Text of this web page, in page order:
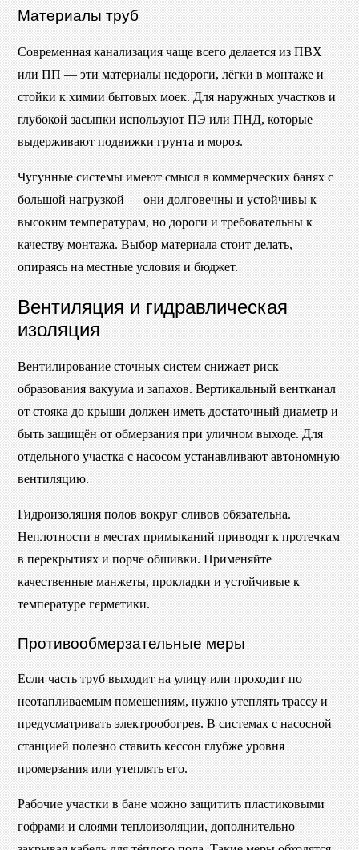
Материалы труб
Современная канализация чаще всего делается из ПВХ
или ПП — эти материалы недороги, лёгки в монтаже и
стойки к химии бытовых моек. Для наружных участков и
глубокой засыпки используют ПЭ или ПНД, которые
выдерживают подвижки грунта и мороз.
Чугунные системы имеют смысл в коммерческих банях с
большой нагрузкой — они долговечны и устойчивы к
высоким температурам, но дороги и требовательны к
качеству монтажа. Выбор материала стоит делать,
опираясь на местные условия и бюджет.
Вентиляция и гидравлическая
изоляция
Вентилирование сточных систем снижает риск
образования вакуума и запахов. Вертикальный вентканал
от стояка до крыши должен иметь достаточный диаметр и
быть защищён от обмерзания при уличном выходе. Для
отдельного участка с насосом устанавливают автономную
вентиляцию.
Гидроизоляция полов вокруг сливов обязательна.
Неплотности в местах примыканий приводят к протечкам
в перекрытиях и порче обшивки. Применяйте
качественные манжеты, прокладки и устойчивые к
температуре герметики.
Противообмерзательные меры
Если часть труб выходит на улицу или проходит по
неотапливаемым помещениям, нужно утеплять трассу и
предусматривать электрообогрев. В системах с насосной
станцией полезно ставить кессон глубже уровня
промерзания или утеплять его.
Рабочие участки в бане можно защитить пластиковыми
гофрами и слоями теплоизоляции, дополнительно